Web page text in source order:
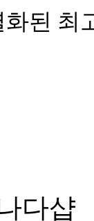
된 최